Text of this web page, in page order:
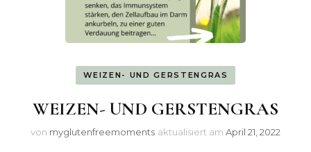
WEIZEN- UND GERSTENGRAS
WEIZEN- UND GERSTENGRAS
von myglutenfreemoments aktualisiert am April 21, 2022